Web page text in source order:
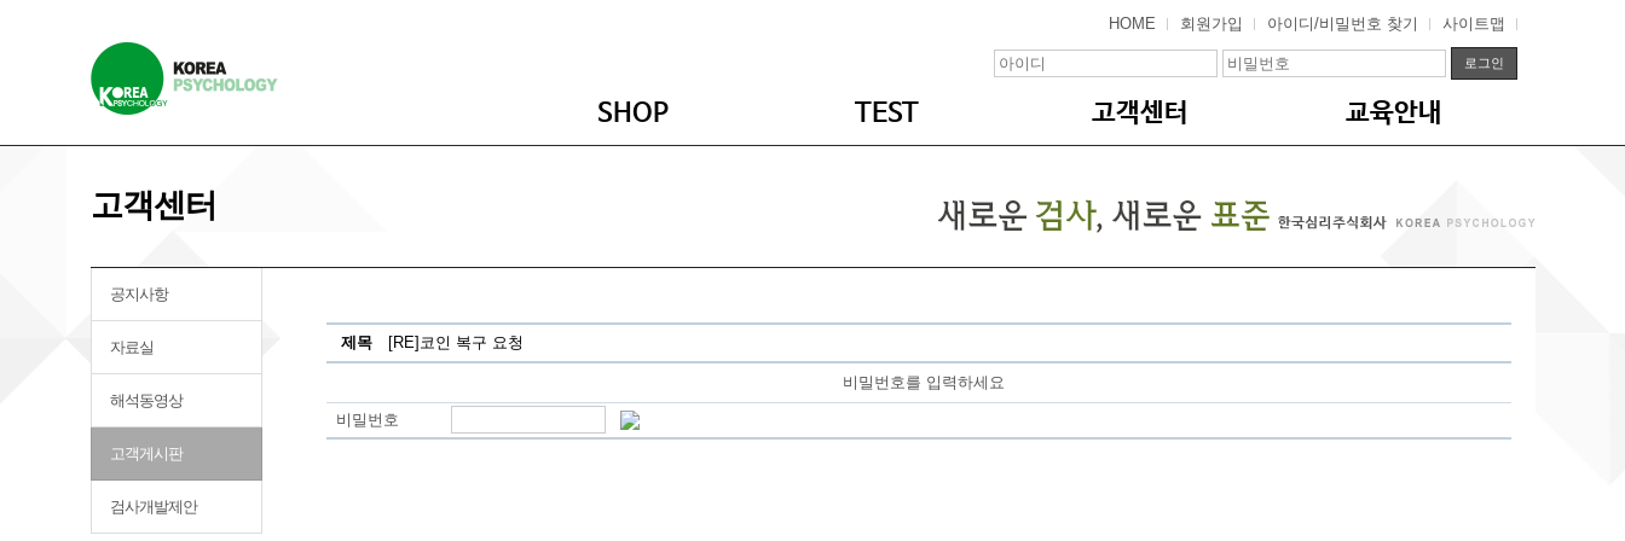
HOME 회원가입 아이디/비밀번호 찾기 사이트맵
SHOP TEST 고객센터 교육안내
고객센터
공지사항
자료실
해석동영상
고객게시판
검사개발제안
제목 [RE]코인 복구 요청
비밀번호를 입력하세요
비밀번호